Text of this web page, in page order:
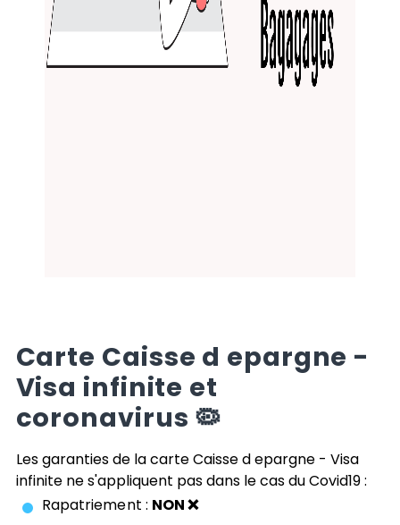
Carte Caisse d epargne -
Visa infinite et
coronavirus 🦠
Les garanties de la carteCaisse d epargne - Visa
infinitene s'appliquent pas dans le cas du Covid19 :
Rapatriement : NON ❌